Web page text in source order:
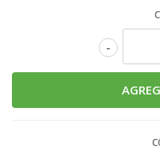
-